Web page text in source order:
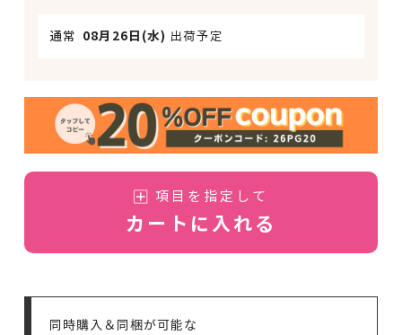
通常 08月26日(水) 出荷予定
項目を指定して
カートに入れる
同時購入＆同梱が可能な